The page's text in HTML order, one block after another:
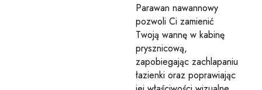
Parawan nawannowy
pozwoli Ci zamienić
Twoją wannę w kabinę
prysznicową,
zapobiegając zachlapaniu
łazienki oraz poprawiając